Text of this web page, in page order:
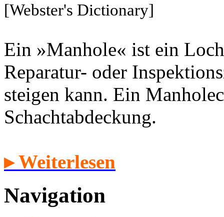
[Webster's Dictionary]
Ein »Manhole« ist ein
Reparatur- oder
steigen kann. Ein
Schachtabdeckung.
▸ Weiterlesen
Navigation